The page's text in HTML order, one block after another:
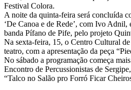
Festival Colora.
A noite da quinta-feira será concluída
‘De Canoa e de Rede’, com Ivo Adnil,
banda Pífano de Pife, pelo projeto
Na sexta-feira, 15, o Centro Cultural
teatro, com a apresentação da peça
No sábado a programação começa
Encontro de Percussionistas de
“Talco no Salão pro Forró Ficar